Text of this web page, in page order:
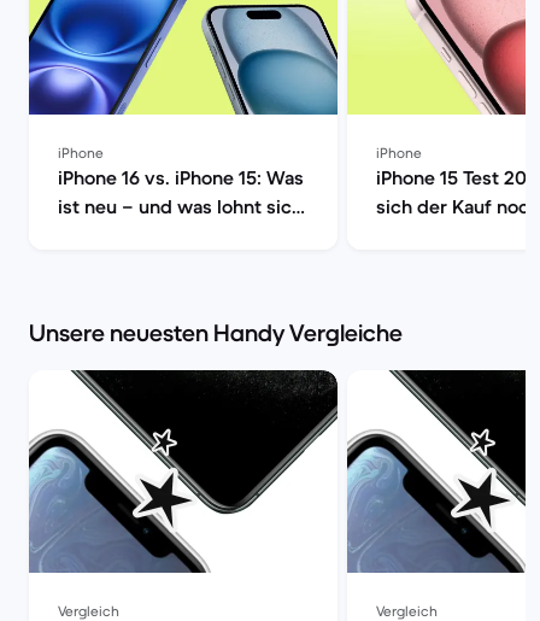
iPhone
iPhone 16 vs. iPhone 15: Was
ist neu – und was lohnt sich
iPhone
iPhone 15 Test
sich der Kauf
Unsere neuesten Handy Vergleiche
Vergleich Vergleich